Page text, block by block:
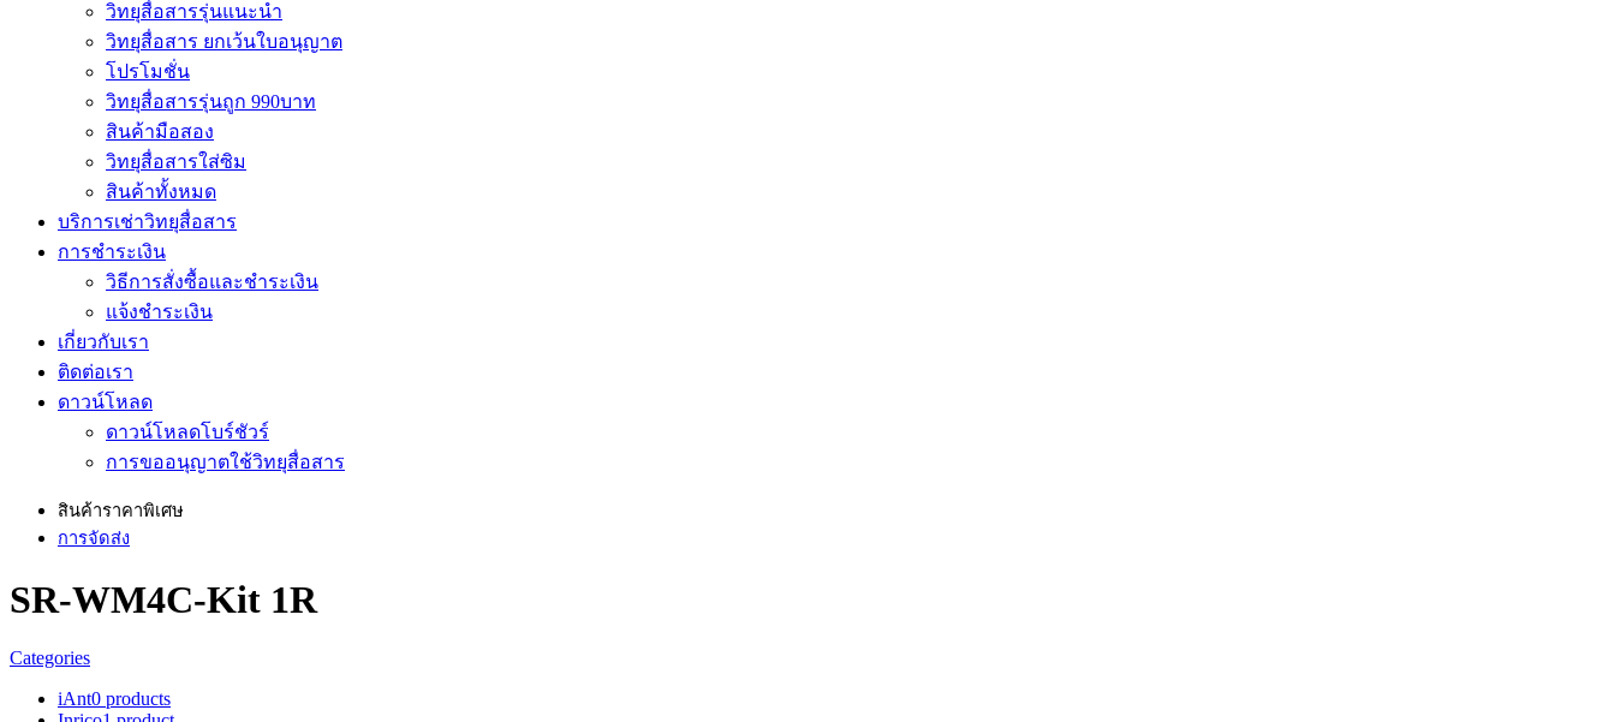
วิทยุสื่อสารรุ่นแนะนำ
วิทยุสื่อสาร ยกเว้นใบอนุญาต
โปรโมชั่น
วิทยุสื่อสารรุ่นถูก 990บาท
สินค้ามือสอง
วิทยุสื่อสารใส่ซิม
สินค้าทั้งหมด
บริการเช่าวิทยุสื่อสาร
การชำระเงิน
วิธีการสั่งซื้อและชำระเงิน
แจ้งชำระเงิน
เกี่ยวกับเรา
ติดต่อเรา
ดาวน์โหลด
ดาวน์โหลดโบร์ชัวร์
การขออนุญาตใช้วิทยุสื่อสาร
สินค้าราคาพิเศษ
การจัดส่ง
SR-WM4C-Kit 1R
Categories
iAnt0 products